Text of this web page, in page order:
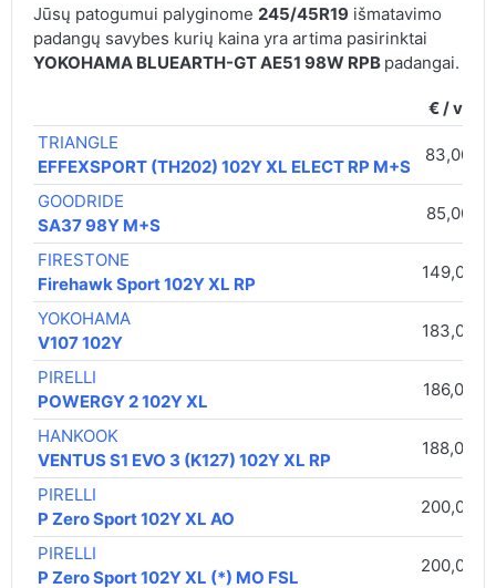
Jūsų patogumui palyginome 245/45R19išmatavimo
padangų savybes kurių kaina yra artima pasirinktai
YOKOHAMA BLUEARTH-GT AE51 98W RPB padangai.
€ / vnt.
TRIANGLE
EFFEXSPORT (TH202) 102Y XL ELECT RP M+S
83,00 €
GOODRIDE
SA37 98Y M+S
85,00 €
FIRESTONE
Firehawk Sport 102Y XL RP
149,00 €
YOKOHAMA
V107 102Y
183,00 €
PIRELLI
POWERGY 2 102Y XL
186,00 €
HANKOOK
VENTUS S1 EVO 3 (K127) 102Y XL RP
188,00 €
PIRELLI
P Zero Sport 102Y XL AO
200,00 €
PIRELLI
P Zero Sport 102Y XL (*) MO FSL
200,00 €